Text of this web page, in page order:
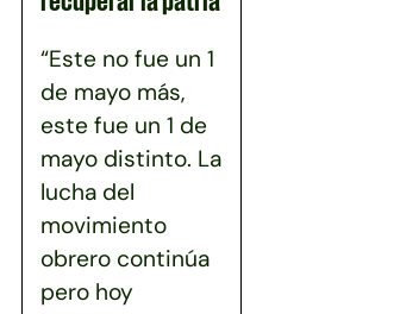
“Este no fue un 1
de mayo más,
este fue un 1 de
mayo distinto. La
lucha del
movimiento
obrero continúa
pero hoy